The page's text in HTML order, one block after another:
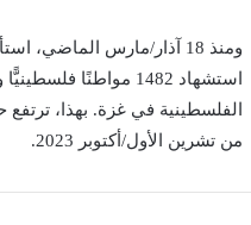
ومنذ 18 آذار/مارس
من تشرين الأول/أكتوبر 2023.